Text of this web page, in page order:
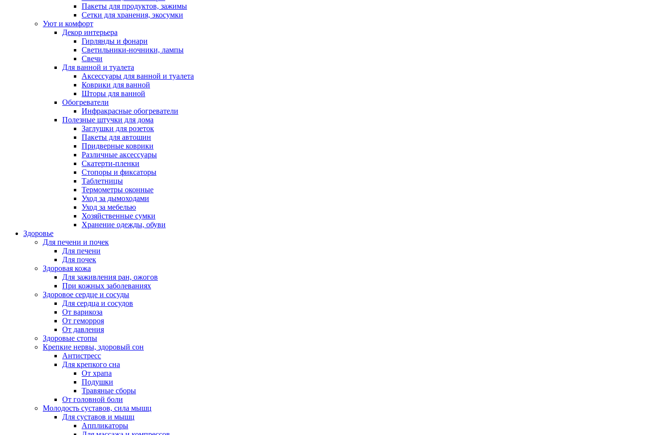
Пакеты для продуктов, зажимы
Сетки для хранения, экосумки
Уют и комфорт
Декор интерьера
Гирлянды и фонари
Светильники-ночники, лампы
Свечи
Для ванной и туалета
Аксессуары для ванной и туалета
Коврики для ванной
Шторы для ванной
Обогреватели
Инфракрасные обогреватели
Полезные штучки для дома
Заглушки для розеток
Пакеты для автошин
Придверные коврики
Различные аксессуары
Скатерти-пленки
Стопоры и фиксаторы
Таблетницы
Термометры оконные
Уход за дымоходами
Уход за мебелью
Хозяйственные сумки
Хранение одежды, обуви
Здоровье
Для печени и почек
Для печени
Для почек
Здоровая кожа
Для заживления ран, ожогов
При кожных заболеваниях
Здоровое сердце и сосуды
Для сердца и сосудов
От варикоза
От геморроя
От давления
Здоровые стопы
Крепкие нервы, здоровый сон
Антистресс
Для крепкого сна
От храпа
Подушки
Травяные сборы
От головной боли
Молодость суставов, сила мышц
Для суставов и мышц
Аппликаторы